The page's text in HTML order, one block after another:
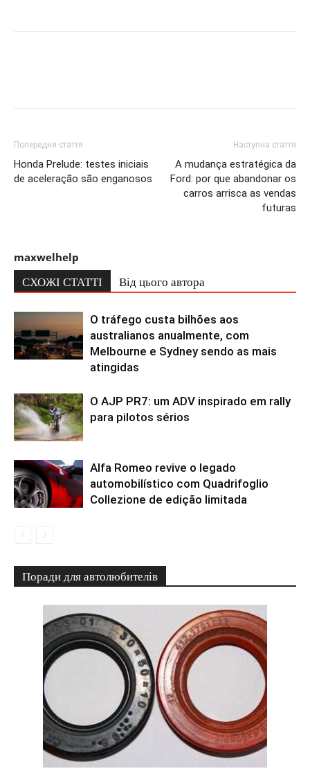
Попередня стаття
Honda Prelude: testes iniciais
de aceleração são enganosos
Наступна стаття
A mudança estratégica da
Ford: por que abandonar os
carros arrisca as vendas
futuras
maxwelhelp
СХОЖІ СТАТТІ Від цього автора
O tráfego custa bilhões aos
australianos anualmente, com
Melbourne e Sydney sendo as mais
atingidas
O AJP PR7: um ADV inspirado em rally
para pilotos sérios
Alfa Romeo revive o legado
automobilístico com Quadrifoglio
Collezione de edição limitada
Поради для автолюбителів